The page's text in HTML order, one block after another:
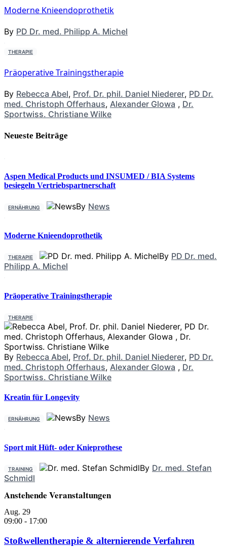
Moderne Knieendoprothetik
By PD Dr. med. Philipp A. Michel
THERAPIE
Präoperative Trainingstherapie
By Rebecca Abel, Prof. Dr. phil. Daniel Niederer, PD Dr.
med. Christoph Offerhaus, Alexander Glowa , Dr.
Sportwiss. Christiane Wilke
Neueste Beiträge
Aspen Medical Products und INSUMED / BIA Systems
besiegeln Vertriebspartnerschaft
ERNÄHRUNG By News
Moderne Knieendoprothetik
THERAPIE By PD Dr. med.
Philipp A. Michel
Präoperative Trainingstherapie
THERAPIE
By Rebecca Abel, Prof. Dr. phil. Daniel Niederer, PD Dr.
med. Christoph Offerhaus, Alexander Glowa , Dr.
Sportwiss. Christiane Wilke
Kreatin für Longevity
ERNÄHRUNG By News
Sport mit Hüft- oder Knieprothese
TRAINING By Dr. med. Stefan
Schmidl
Anstehende Veranstaltungen
Aug. 29
09:00 - 17:00
Stoßwellentherapie & alternierende Verfahren